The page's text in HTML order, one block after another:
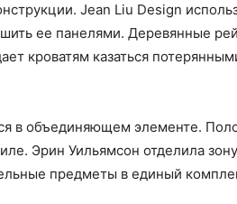
Jean Liu Design
ее панелями. Деревянные
кроватям казаться
в объединяющем элементе.
Эрин Уильямсон отделила
предметы в единый